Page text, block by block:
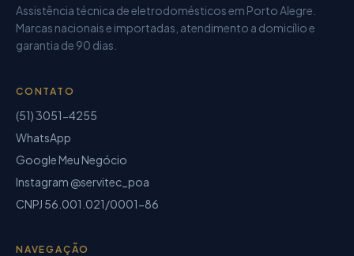
Assistência técnica de eletrodomésticosem Porto Alegre.
Marcas nacionais e importadas, atendimento a domicílio e
garantia de 90 dias
CONTATO
(51) 3051-4255
WhatsApp
Google Meu Negócio
Instagram @servitec_poa
CNPJ 56.001.021/0001-86
NAVEGAÇÃO